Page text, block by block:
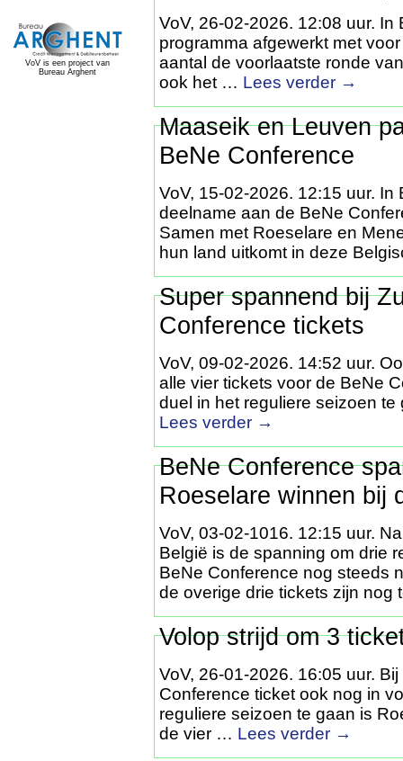
VoV is een project van
Bureau Arghent
VoV, 26-02-2026. 12:08 uur.
programma afgewerkt met
aantal de voorlaatste ronde
ook het … Lees verder →
Maaseik en Leuven
BeNe Conference
VoV, 15-02-2026. 12:15 uur.
deelname aan de BeNe
Samen met Roeselare en
hun land uitkomt in deze
Super spannend bij
Conference tickets
VoV, 09-02-2026. 14:52 uur.
alle vier tickets voor de BeNe
duel in het reguliere seizoen
Lees verder →
BeNe Conference
Roeselare winnen bij
VoV, 03-02-1016. 12:15 uur.
België is de spanning om drie
BeNe Conference nog steeds
de overige drie tickets zijn
Volop strijd om 3
VoV, 26-01-2026. 16:05 uur.
Conference ticket ook nog in
reguliere seizoen te gaan is
de vier … Lees verder →